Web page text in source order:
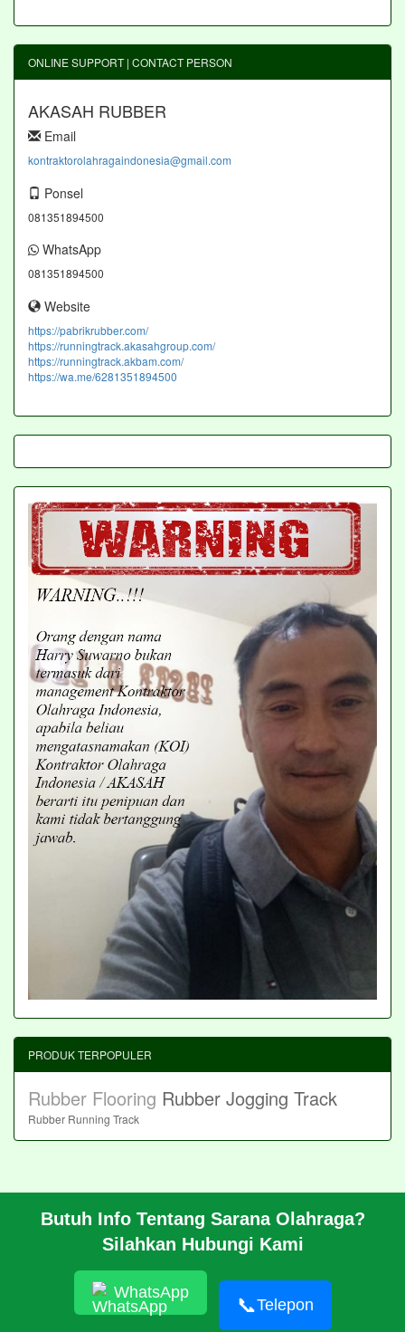
ONLINE SUPPORT | CONTACT PERSON
AKASAH RUBBER
Email
kontraktorolahragaindonesia@gmail.com
Ponsel
081351894500
WhatsApp
081351894500
Website
https://pabrikrubber.com/
https://runningtrack.akasahgroup.com/
https://runningtrack.akbam.com/
https://wa.me/6281351894500
Butuh Info Tentang Sarana Olahraga?
Silahkan Hubungi Kami
WhatsApp
📞Telepon
PRODUK TERPOPULER
Rubber Flooring Rubber Jogging Track
Rubber Running Track
CARA PESAN
HUBUNGI KAMI
© 2026 https://pabrikrubber.com/ 081351894500 Jasa Pembuatan